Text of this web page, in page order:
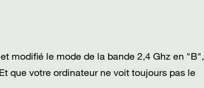
modifié le mode de la bande 2,4 Ghz en "B",
que votre ordinateur ne voit toujours pas le